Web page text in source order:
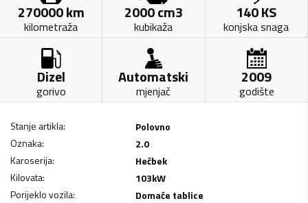
270000km
kilometraža
2000cm3
kubikaža
140KS
konjska snaga
Dizel
gorivo
Automatski
mjenjač
2009
godište
Stanje artikla:
Polovno
Oznaka:
2.0
Karoserija:
Hečbek
Kilovata: 103kW
Porijeklo vozila:
Domaće tablice